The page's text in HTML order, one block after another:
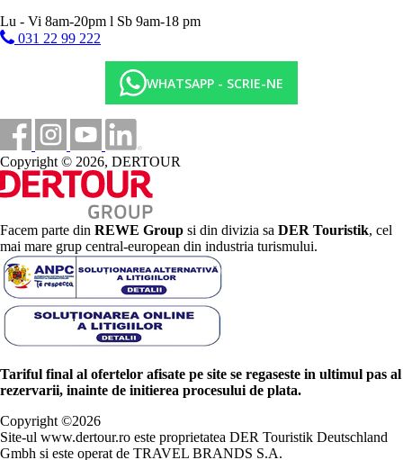
Lu - Vi 8am-20pm l Sb 9am-18 pm
031 22 99 222
WHATSAPP - SCRIE-NE
Copyright © 2026, DERTOUR
Facem parte din REWE Group si din divizia sa DER Touristik, cel
mai mare grup central-european din industria turismului.
Tariful final al ofertelor afisate pe site se regaseste in ultimul pas al
rezervarii, inainte de initierea procesului de plata.
Copyright ©2026
Site-ul www.dertour.ro este proprietatea DER Touristik Deutschland
Gmbh si este operat de TRAVEL BRANDS S.A.